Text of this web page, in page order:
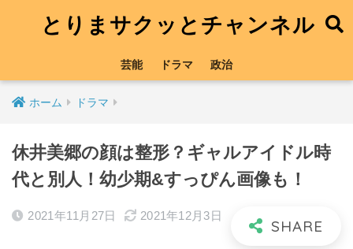
とりまサクッとチャンネル
芸能 ドラマ 政治
ホーム ドラマ
休井美郷の顔は整形？ギャルアイドル時
代と別人！幼少期&すっぴん画像も！
2021年11月27日 2021年12月3日